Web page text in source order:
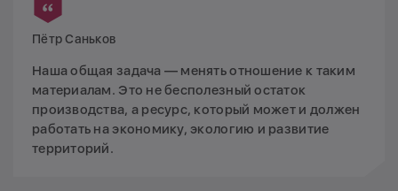
Пётр Саньков
Наша общая задача — менять отношение к таким
материалам. Это не бесполезный остаток
производства, а ресурс, который может и должен
работать на экономику, экологию и развитие
территорий.